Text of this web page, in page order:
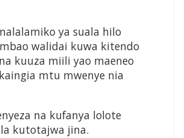
ya suala hilo
walidai kuwa kitendo
kuuza miili yao maeneo
mtu mwenye nia
na kufanya lolote
kutotajwa jina.